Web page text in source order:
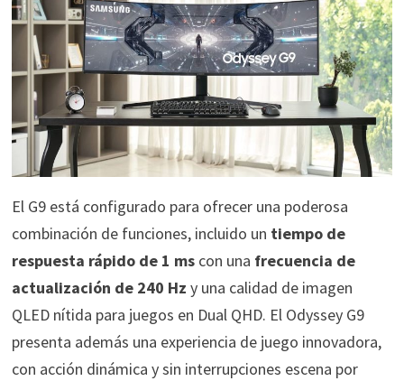
El G9 está configurado para ofrecer una poderosa
combinación de funciones, incluido un tiempo de
respuesta rápido de 1 ms con una frecuencia de
actualización de 240 Hz y una calidad de imagen
QLED nítida para juegos en Dual QHD. El Odyssey G9
presenta además una experiencia de juego innovadora,
con acción dinámica y sin interrupciones escena por